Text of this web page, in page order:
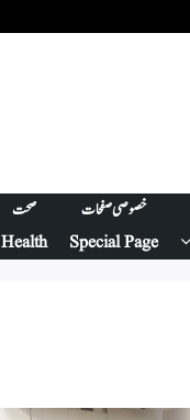
خصوصی صفحات
Special Page
صحت
Health